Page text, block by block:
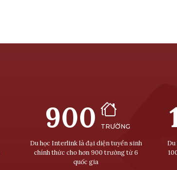
900 TRƯỜNG
Du học Interlink là đại diện tuyển sinh
chính thức cho hơn 900 trường từ 6
quốc gia